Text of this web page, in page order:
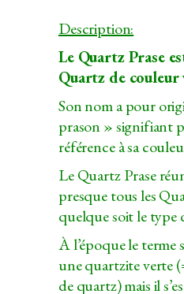
Description:
Le Quartz Prase
Quartz de couleur
Son nom a pour
prason » signifiant
référence à sa
Le Quartz Prase
presque tous les
quelque soit le type
À l’époque le terme
une quartzite verte
de quartz) mais il